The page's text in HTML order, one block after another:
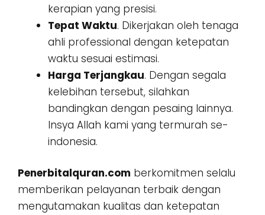
kerapian yang presisi.
Tepat Waktu. Dikerjakan oleh tenaga
ahli professional dengan ketepatan
waktu sesuai estimasi.
Harga Terjangkau. Dengan segala
kelebihan tersebut, silahkan
bandingkan dengan pesaing lainnya.
Insya Allah kami yang termurah se-
indonesia.
Penerbitalquran.com berkomitmen selalu
memberikan pelayanan terbaik dengan
mengutamakan kualitas dan ketepatan